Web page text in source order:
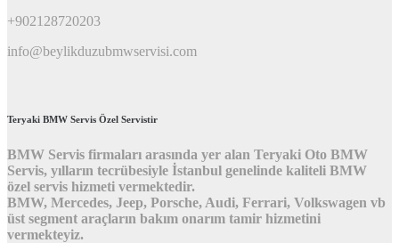
+902128720203
info@beylikduzubmwservisi.com
Teryaki BMW Servis Özel Servistir
BMW Servis firmaları arasında yer alan Teryaki Oto BMW
Servis, yılların tecrübesiyle İstanbul genelinde kaliteli BMW
özel servis hizmeti vermektedir.
BMW, Mercedes, Jeep, Porsche, Audi, Ferrari, Volkswagen vb
üst segment araçların bakım onarım tamir hizmetini
vermekteyiz.